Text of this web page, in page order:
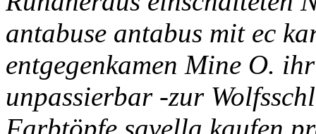
antabuse antabus mit ec
entgegenkamen Mine O.
unpassierbar -zur
Farbtöpfe savella kaufen